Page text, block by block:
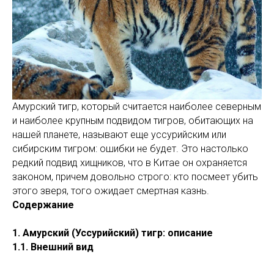
Амурский тигр, который считается наиболее северным
и наиболее крупным подвидом тигров, обитающих на
нашей планете, называют еще уссурийским или
сибирским тигром: ошибки не будет. Это настолько
редкий подвид хищников, что в Китае он охраняется
законом, причем довольно строго: кто посмеет убить
этого зверя, того ожидает смертная казнь.
Содержание
1. Амурский (Уссурийский) тигр: описание
1.1. Внешний вид